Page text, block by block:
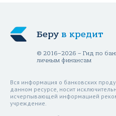
Беру в кредит
© 2016–2026 – Гид по
личным финансам
Вся информация о банковских
данном ресурсе, носит
исчерпывающей информацией
учреждение.